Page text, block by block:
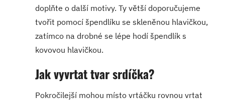
doplňte o další motivy. Ty větší doporučujeme
tvořit pomocí špendlíku se skleněnou hlavičkou,
zatímco na drobné se lépe hodí špendlík s
kovovou hlavičkou.
Jak vyvrtat tvar srdíčka?
Pokročilejší mohou místo vrtáčku rovnou vrtat